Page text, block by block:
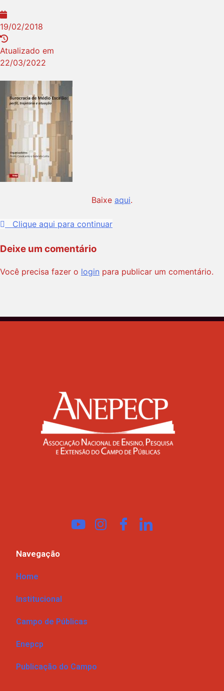
19/02/2018
Atualizado em
22/03/2022
Baixe aqui.
Clique aqui para continuar
Deixe um comentário
Você precisa fazer o login para publicar um comentário.
Navegação
Home
Institucional
Campo de Públicas
Enepcp
Publicação do Campo